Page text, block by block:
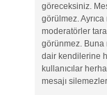
göreceksiniz.
görülmez.
moderatörler
görünmez. Buna
dair kendilerine
kullanıcılar
mesajı